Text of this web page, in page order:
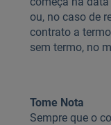
ou, no caso de
contrato a
sem termo, no
Tome Nota
Sempre que o